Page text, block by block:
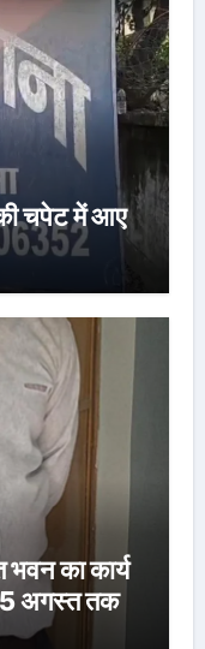
की चपेट में आए
का कार्य
अगस्त तक